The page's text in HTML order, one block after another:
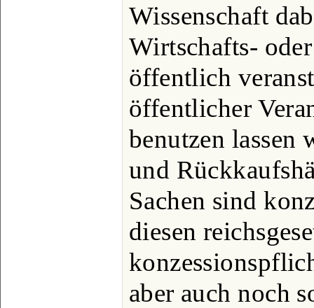
Wissenschaft
Wirtschafts-
öffentlich
öffentlicher
benutzen lassen
und
Sachen sind
diesen
aber auch noch